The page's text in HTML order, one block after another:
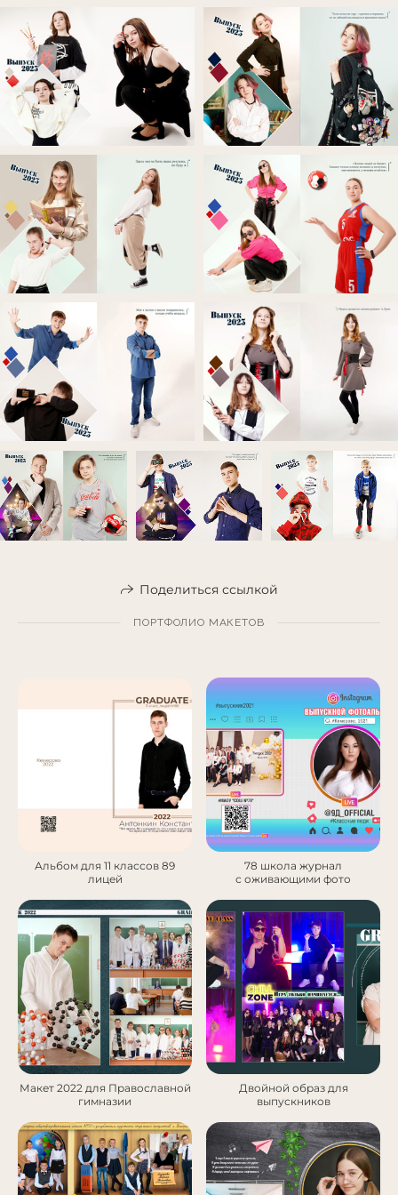
Поделиться ссылкой
ПОРТФОЛИО МАКЕТОВ
Альбом для 11 классов 89
лицей
78 школа журнал
с оживающими фото
Макет 2022 для Православной
гимназии
Двойной образ для
выпускников